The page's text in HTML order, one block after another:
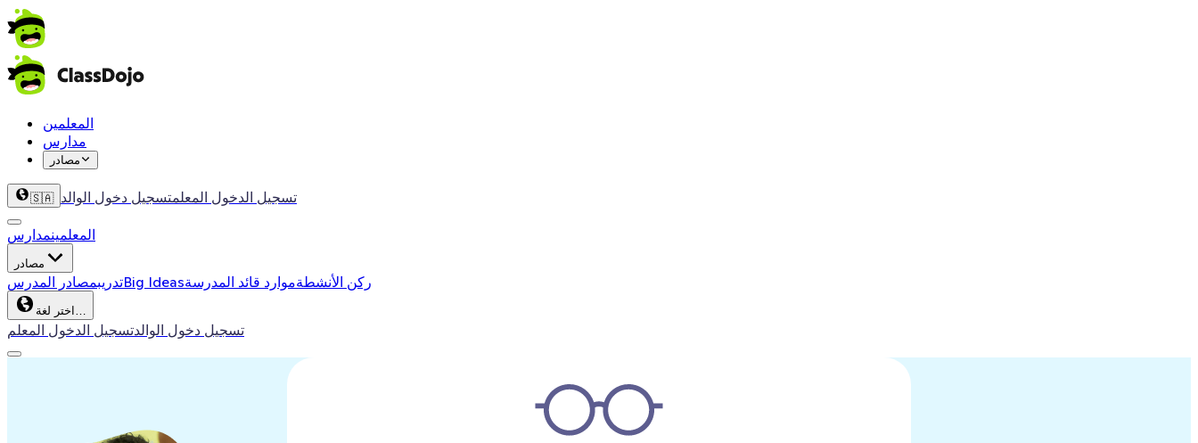
المعلمين
مدارس
مصادر
🇸🇦 تسجيل الدخول المعلمتسجيل دخول الوالد
المعلمينمدارس
مصادر
تدريبمصادر المدرس Big Ideas ركن الأنشطةموارد قائد المدرسة
اختر لغة…
تسجيل الدخول المعلمتسجيل دخول الوالد